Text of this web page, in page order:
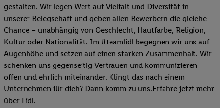
gestalten. Wir legen Wert auf Vielfalt und Diversität in
unserer Belegschaft und geben allen Bewerbern die gleiche
Chance – unabhängig von Geschlecht, Hautfarbe, Religion,
Kultur oder Nationalität. Im #teamlidl begegnen wir uns auf
Augenhöhe und setzen auf einen starken Zusammenhalt. Wir
schenken uns gegenseitig Vertrauen und kommunizieren
offen und ehrlich miteinander. Klingt das nach einem
Unternehmen für dich? Dann komm zu uns.​Erfahre jetzt mehr
über Lidl.